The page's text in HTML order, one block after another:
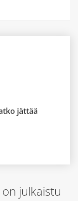
jättää
julkaistu